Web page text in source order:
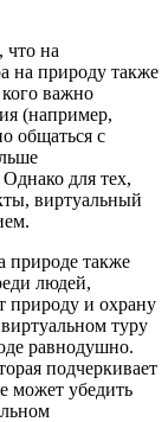
что на
на природу также
важно
(например,
общаться с
для тех,
виртуальный
природе также
людей,
природу и охрану
туру
равнодушно.
подчеркивает
может убедить